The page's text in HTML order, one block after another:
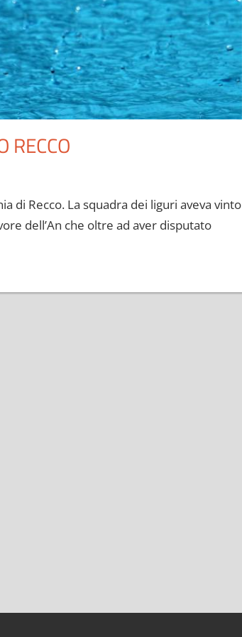
RECCO
di Recco. La squadra dei liguri aveva vinto
dell’An che oltre ad aver disputato